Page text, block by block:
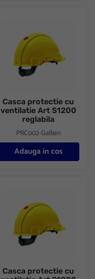
Casca protectie cu
ventilatie Art S1200
reglabila
PRC002-Galben
Adauga in cos
Casca protectie cu